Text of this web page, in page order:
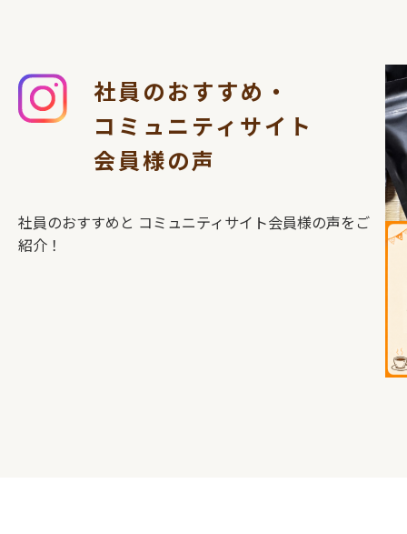
社員のおすすめ・
コミュニティサイト
会員様の声
社員のおすすめと コミュニティサイト会員様の声をご
紹介！